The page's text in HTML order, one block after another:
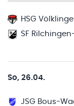
HSG
SF
So, 26.04.
JSG Bous-